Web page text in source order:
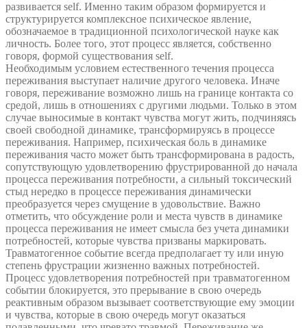
развивается self. Именно таким образом формируется и
структурируется комплексное психическое явление,
обозначаемое в традиционной психологической науке как
личность. Более того, этот процесс является, собственно
говоря, формой существования self.
Необходимым условием естественного течения процесса
переживания выступает наличие другого человека. Иначе
говоря, переживание возможно лишь на границе контакта со
средой, лишь в отношениях с другими людьми. Только в этом
случае выносимые в контакт чувства могут жить, подчиняясь
своей свободной динамике, трансформируясь в процессе
переживания. Например, психическая боль в динамике
переживания часто может быть трансформирована в радость,
сопутствующую удовлетворению фрустрированной до начала
процесса переживания потребности, а сильный токсический
стыд нередко в процессе переживания динамически
преобразуется через смущение в удовольствие. Важно
отметить, что обсуждение роли и места чувств в динамике
процесса переживания не имеет смысла без учета динамики
потребностей, которые чувства призваны маркировать.
Травматогенное событие всегда предполагает ту или иную
степень фрустрации жизненно важных потребностей.
Процесс удовлетворения потребностей при травматогенном
событии блокируется, это прерывание в свою очередь
реактивным образом вызывает соответствующие ему эмоции
и чувства, которые в свою очередь могут оказаться